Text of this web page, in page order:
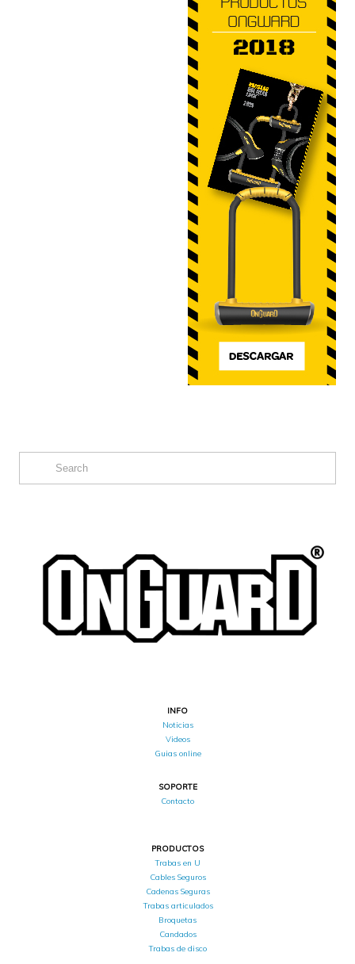
INFO
Noticias
Videos
Guias online
SOPORTE
Contacto
PRODUCTOS
Trabas en U
Cables Seguros
Cadenas Seguras
Trabas articulados
Broquetas
Candados
Trabas de disco